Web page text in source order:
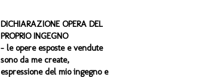
DICHIARAZIONE OPERA DEL
PROPRIO INGEGNO
- le opere esposte e vendute
sono da me create,
espressione del mio ingegno e